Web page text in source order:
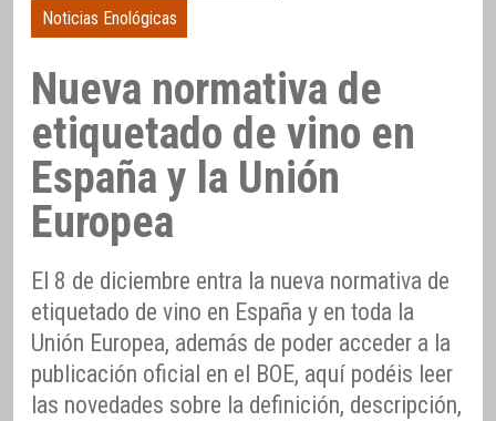
Noticias Enológicas
Nueva normativa de
etiquetado de vino en
España y la Unión
Europea
El 8 de diciembre entra la nueva normativa de
etiquetado de vino en España y en toda la
Unión Europea, además de poder acceder a la
publicación oficial en el BOE, aquí podéis leer
las novedades sobre la definición, descripción,